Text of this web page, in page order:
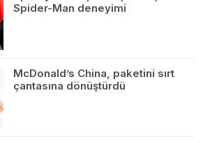
Spider-Man deneyimi
McDonald’s China, paketini sırt
çantasına dönüştürdü